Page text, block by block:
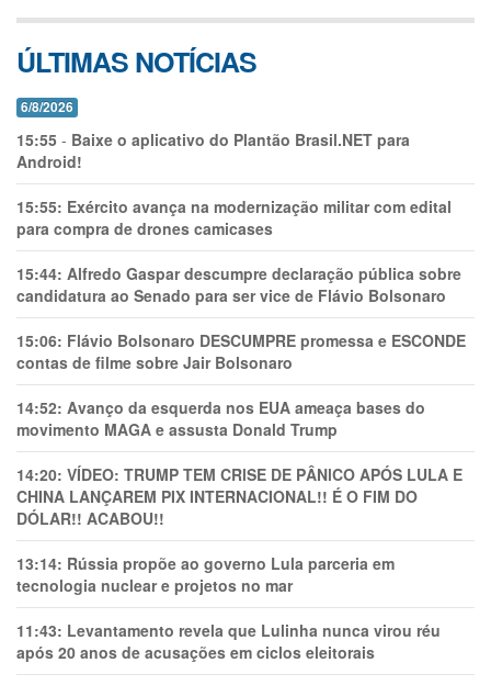
ÚLTIMAS NOTÍCIAS
6/8/2026
15:55 - Baixe o aplicativo do Plantão Brasil.NET para
Android!
15:55: Exército avança na modernização militar com edital
para compra de drones camicases
15:44: Alfredo Gaspar descumpre declaração pública sobre
candidatura ao Senado para ser vice de Flávio Bolsonaro
15:06: Flávio Bolsonaro DESCUMPRE promessa e ESCONDE
contas de filme sobre Jair Bolsonaro
14:52: Avanço da esquerda nos EUA ameaça bases do
movimento MAGA e assusta Donald Trump
14:20: VÍDEO: TRUMP TEM CRlSE DE PÂNlCO APÓS LULA E
CHINA LANÇAREM PIX INTERNACIONAL!! É O FIM DO
DÓLAR!! ACABOU!!
13:14: Rússia propõe ao governo Lula parceria em
tecnologia nuclear e projetos no mar
11:43: Levantamento revela que Lulinha nunca virou réu
após 20 anos de acusações em ciclos eleitorais